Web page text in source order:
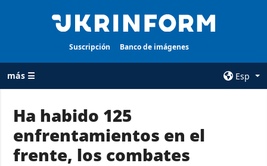
Suscripción Banco de imágenes
más ☰
Esp
TODAS LAS
CATEGORÍAS
AGENCIA
sobre la agencia
Ha habido 125
enfrentamientos en el
frente, los combates